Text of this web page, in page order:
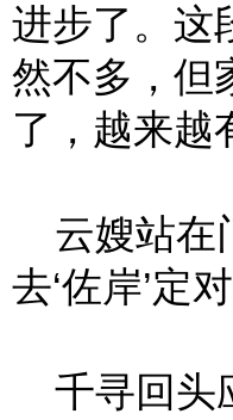
进步了。这
然不多，但
了，越来越
云嫂站在
去‘佐岸’定
千寻回头